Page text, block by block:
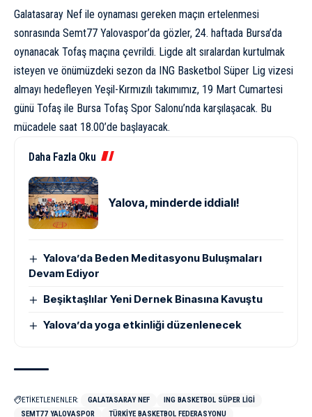
Galatasaray Nef ile oynaması gereken maçın ertelenmesi
sonrasında Semt77 Yalovaspor’da gözler, 24. haftada Bursa’da
oynanacak Tofaş maçına çevrildi. Ligde alt sıralardan kurtulmak
isteyen ve önümüzdeki sezon da ING Basketbol Süper Lig vizesi
almayı hedefleyen Yeşil-Kırmızılı takımımız, 19 Mart Cumartesi
günü Tofaş ile Bursa Tofaş Spor Salonu’nda karşılaşacak. Bu
mücadele saat 18.00’de başlayacak.
Daha Fazla Oku
Yalova, minderde iddialı!
Yalova’da Beden Meditasyonu Buluşmaları
Devam Ediyor
Beşiktaşlılar Yeni Dernek Binasına Kavuştu
Yalova’da yoga etkinliği düzenlenecek
ETİKETLENENLER: GALATASARAY NEF
ING BASKETBOL SÜPER LIGI
SEMT77 YALOVASPOR
TÜRKIYE BASKETBOL FEDERASYONU